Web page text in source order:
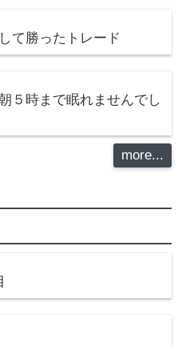
て勝ったトレード
５時まで眠れませんでし
more...